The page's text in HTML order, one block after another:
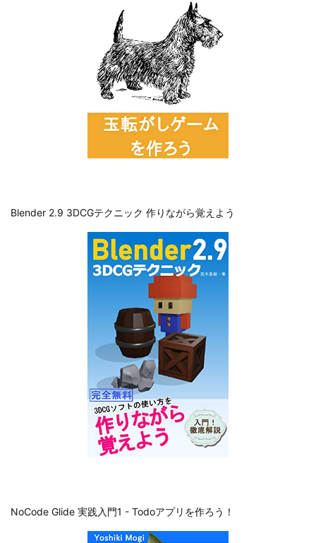
Blender 2.9 3DCGテクニック 作りながら覚えよう
NoCode Glide 実践入門1 - Todoアプリを作ろう！